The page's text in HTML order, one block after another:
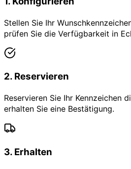
Stellen Sie Ihr
prüfen Sie die Verfügbarkeit in
2. Reservieren
Reservieren Sie Ihr Kennzeichen
erhalten Sie eine Bestätigung.
3. Erhalten